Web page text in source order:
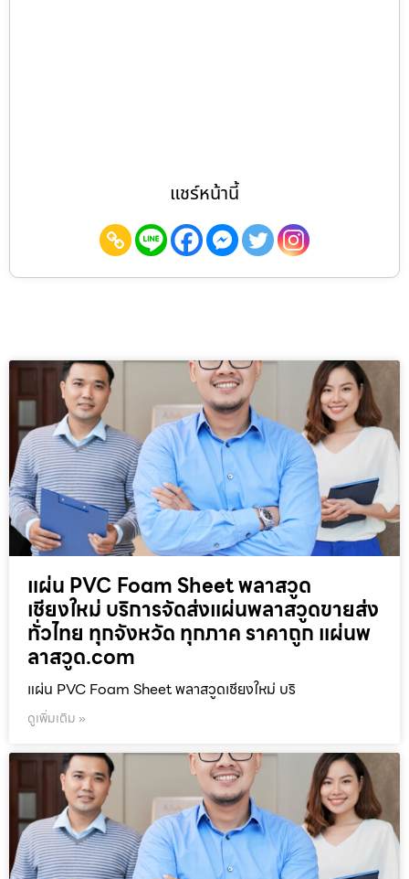
แชร์หน้านี้
แผ่น PVC Foam Sheet พลาสวูด
เชียงใหม่ บริการจัดส่งแผ่นพลาสวูดขายส่ง
ทั่วไทย ทุกจังหวัด ทุกภาค ราคาถูก แผ่นพ
ลาสวูด.com
แผ่น PVC Foam Sheet พลาสวูดเชียงใหม่ บริ
ดูเพิ่มเติม »